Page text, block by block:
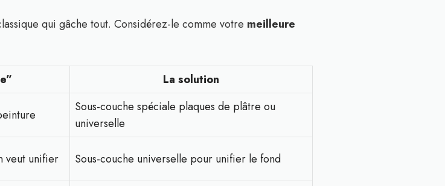
qui gâche tout. Considérez-le comme votre meilleure
La solution
Sous-couche spéciale plaques de plâtre ou
universelle
veut unifier Sous-couche universelle pour unifier le fond